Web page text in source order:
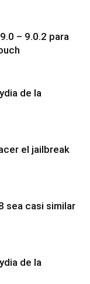
– 9.0.2 para
de la
el jailbreak
sea casi similar
de la